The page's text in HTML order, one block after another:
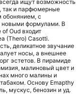
ищут возможность
так и парфюмерные
обонянием, с
новыми формулами. В
Oud входит
(Thero) Casotti.
деликатное звучание
носы, а внешнее
эстетов. В пирамиде
малиновый цвет и
много малины и
Основу Emapthy
мускус, бенозин и уд.